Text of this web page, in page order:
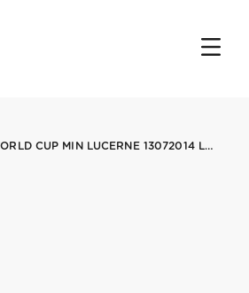
WORLD CUP MIN LUCERNE 13072014 LUCERNE